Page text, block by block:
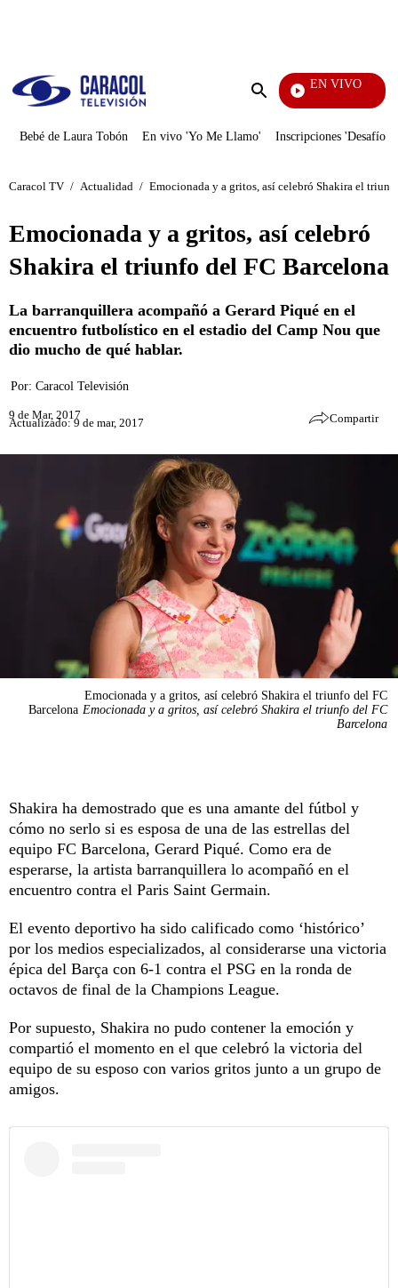
Enviar
EN VIVO
Noticias Caracol
Bebé de Laura Tobón En vivo 'Yo Me Llamo' Inscripciones 'Desafío'
Caracol TV / Actualidad / Emocionada y a gritos, así celebró Shakira el
Emocionada y a gritos, así celebró
Shakira el triunfo del FC Barcelona
La barranquillera acompañó a Gerard Piqué en el
encuentro futbolístico en el estadio del Camp Nou que
dio mucho de qué hablar.
Por: Caracol Televisión
9 de Mar, 2017
Actualizado: 9 de mar, 2017 Compartir
Emocionada y a gritos, así celebró Shakira el triunfo del FC
Barcelona Emocionada y a gritos, así celebró Shakira el triunfo del FC
Barcelona
Shakira ha demostrado que es una amante del fútbol y
cómo no serlo si es esposa de una de las estrellas del
equipo FC Barcelona, Gerard Piqué. Como era de
esperarse, la artista barranquillera lo acompañó en el
encuentro contra el Paris Saint Germain.
El evento deportivo ha sido calificado como ‘histórico’
por los medios especializados, al considerarse una victoria
épica del Barça con 6-1 contra el PSG en la ronda de
octavos de final de la Champions League.
Por supuesto, Shakira no pudo contener la emoción y
compartió el momento en el que celebró la victoria del
equipo de su esposo con varios gritos junto a un grupo de
amigos.